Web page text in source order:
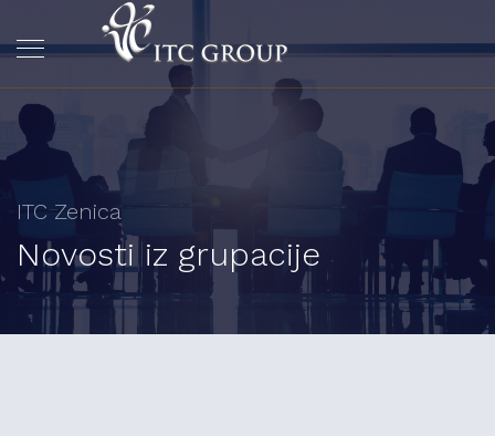
ITC Zenica
Novosti iz grupacije